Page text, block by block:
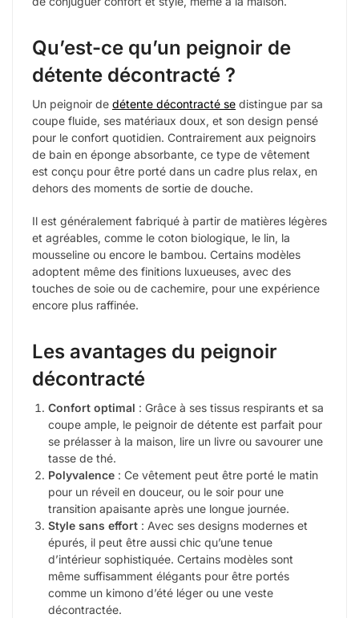
Qu’est-ce qu’un peignoir de
détente décontracté ?
Un peignoir de détente décontracté se distingue par sa
coupe fluide, ses matériaux doux, et son design pensé
pour le confort quotidien. Contrairement aux peignoirs
de bain en éponge absorbante, ce type de vêtement
est conçu pour être porté dans un cadre plus relax, en
dehors des moments de sortie de douche.
Il est généralement fabriqué à partir de matières légères
et agréables, comme le coton biologique, le lin, la
mousseline ou encore le bambou. Certains modèles
adoptent même des finitions luxueuses, avec des
touches de soie ou de cachemire, pour une expérience
encore plus raffinée.
Les avantages du peignoir
décontracté
Confort optimal : Grâce à ses tissus respirants et sa
coupe ample, le peignoir de détente est parfait pour
se prélasser à la maison, lire un livre ou savourer une
tasse de thé.
Polyvalence : Ce vêtement peut être porté le matin
pour un réveil en douceur, ou le soir pour une
transition apaisante après une longue journée.
Style sans effort : Avec ses designs modernes et
épurés, il peut être aussi chic qu’une tenue
d’intérieur sophistiquée. Certains modèles sont
même suffisamment élégants pour être portés
comme un kimono d’été léger ou une veste
décontractée.